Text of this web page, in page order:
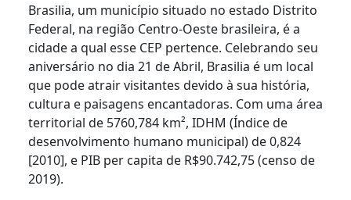
Brasilia, um município situado no estado Distrito
Federal, na região Centro-Oeste brasileira, é a
cidade a qual esse CEP pertence. Celebrando seu
aniversário no dia 21 de Abril, Brasilia é um local
que pode atrair visitantes devido à sua história,
cultura e paisagens encantadoras. Com uma área
territorial de 5760,784 km², IDHM (Índice de
desenvolvimento humano municipal) de 0,824
[2010], e PIB per capita de R$90.742,75 (censo de
2019).